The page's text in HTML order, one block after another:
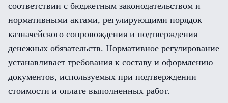
соответствии с бюджетным законодательством и
нормативными актами, регулирующими порядок
казначейского сопровождения и подтверждения
денежных обязательств. Нормативное регулирование
устанавливает требования к составу и оформлению
документов, используемых при подтверждении
стоимости и оплате выполненных работ.